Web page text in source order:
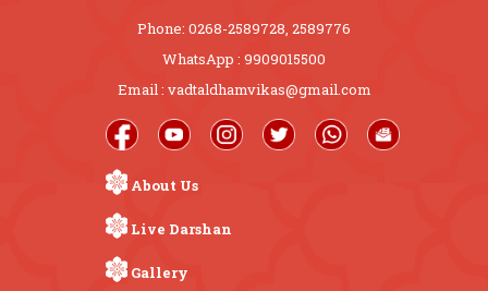
Phone: 0268-2589728, 2589776
WhatsApp : 9909015500
Email : vadtaldhamvikas@gmail.com
About Us
Live Darshan
Gallery